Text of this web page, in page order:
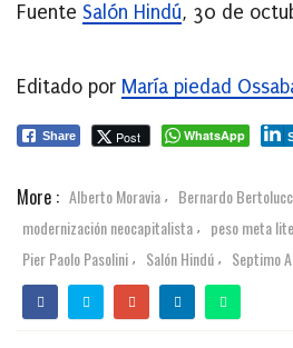
Fuente Salón Hindú, 30 de
Editado por María piedad
Share Post WhatsApp
More : Alberto Moravia , Bernardo
modernización neocapitalista , peso meta
Pier Paolo Pasolini , Salón Hindú , Septimo